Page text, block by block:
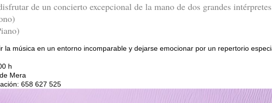
de un concierto excepcional de la mano de dos grandes
la música en un entorno incomparable y dejarse emocionar por un repertorio
h
Mera
658 627 525